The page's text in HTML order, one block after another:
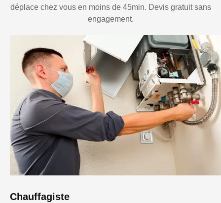
déplace chez vous en moins de 45min. Devis gratuit sans
engagement.
Chauffagiste